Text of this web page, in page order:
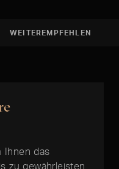
WEITEREMPFEHLEN
Zeit
Ihnen das
zu gewährleisten.